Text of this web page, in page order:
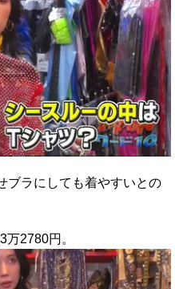
ブラにしても着やすいとの
2780円。